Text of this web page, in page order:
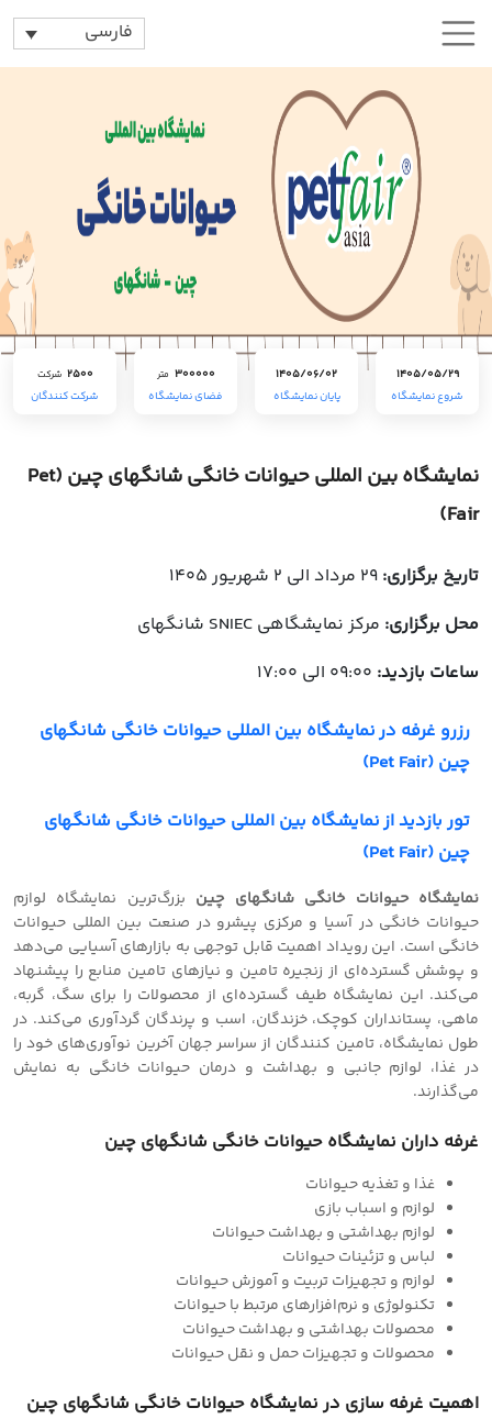
فارسی
1405/05/29
شروع نمایشگاه
1405/06/02
پایان نمایشگاه
300000 متر
فضای نمایشگاه
2500 شرکت
شرکت کنندگان
نمایشگاه بین المللی حیوانات خانگی شانگهای چین (Pet
Fair)
تاریخ برگزاری:
محل برگزاری: مرکز نمایشگاهی SNIEC شانگهای
ساعات بازدید:
رزرو غرفه در نمایشگاه بین المللی حیوانات خانگی شانگهای
چین (Pet Fair)
تور بازدید از نمایشگاه بین المللی حیوانات خانگی شانگهای
چین (Pet Fair)
نمایشگاه حیوانات خانگی شانگهای چین بزرگ‌ترین نمایشگاه لوازم
حیوانات خانگی در آسیا و مرکزی پیشرو در صنعت بین المللی حیوانات
خانگی است. این رویداد اهمیت قابل توجهی به بازارهای آسیایی می‌دهد
و پوشش گسترده‌ای از زنجیره تامین و نیازهای تامین منابع را پیشنهاد
می‌کند. این نمایشگاه طیف گسترده‌ای از محصولات را برای سگ، گربه،
ماهی، پستانداران کوچک، خزندگان، اسب و پرندگان گردآوری می‌کند. در
طول نمایشگاه، تامین کنندگان از سراسر جهان آخرین نوآوری‌های خود را
در غذا، لوازم جانبی و بهداشت و درمان حیوانات خانگی به نمایش
می‌گذارند.
غرفه داران نمایشگاه حیوانات خانگی شانگهای چین
غذا و تغذیه حیوانات
لوازم و اسباب بازی
لوازم بهداشتی و بهداشت حیوانات
لباس و تزئینات حیوانات
لوازم و تجهیزات تربیت و آموزش حیوانات
تکنولوژی و نرم‌افزارهای مرتبط با حیوانات
محصولات بهداشتی و بهداشت حیوانات
محصولات و تجهیزات حمل و نقل حیوانات
اهمیت غرفه سازی در نمایشگاه حیوانات خانگی شانگهای چین